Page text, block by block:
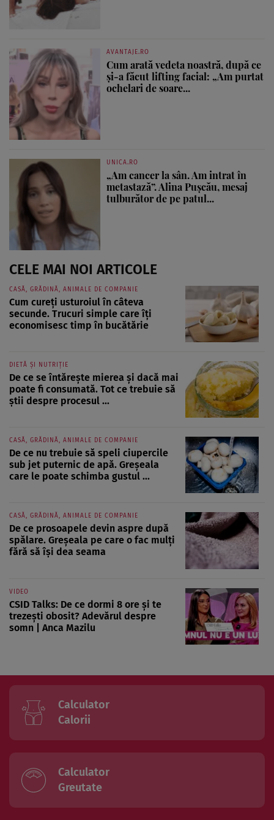
AVANTAJE.RO
Cum arată vedeta noastră, după ce
și-a făcut lifting facial: „Am purtat
ochelari de soare...
UNICA.RO
„Am cancer la sân. Am intrat în
metastază”. Alina Pușcău, mesaj
tulburător de pe patul...
CELE MAI NOI ARTICOLE
CASĂ, GRĂDINĂ, ANIMALE DE COMPANIE
Cum cureți usturoiul în câteva
secunde. Trucuri simple care îți
economisesc timp în bucătărie
DIETĂ ȘI NUTRIȚIE
De ce se întărește mierea și dacă mai
poate fi consumată. Tot ce trebuie să
știi despre procesul ...
CASĂ, GRĂDINĂ, ANIMALE DE COMPANIE
De ce nu trebuie să speli ciupercile
sub jet puternic de apă. Greșeala
care le poate schimba gustul ...
CASĂ, GRĂDINĂ, ANIMALE DE COMPANIE
De ce prosoapele devin aspre după
spălare. Greșeala pe care o fac mulți
fără să își dea seama
VIDEO
CSID Talks: De ce dormi 8 ore și te
trezești obosit? Adevărul despre
somn | Anca Mazilu
Calculator
Calorii
Calculator
Greutate